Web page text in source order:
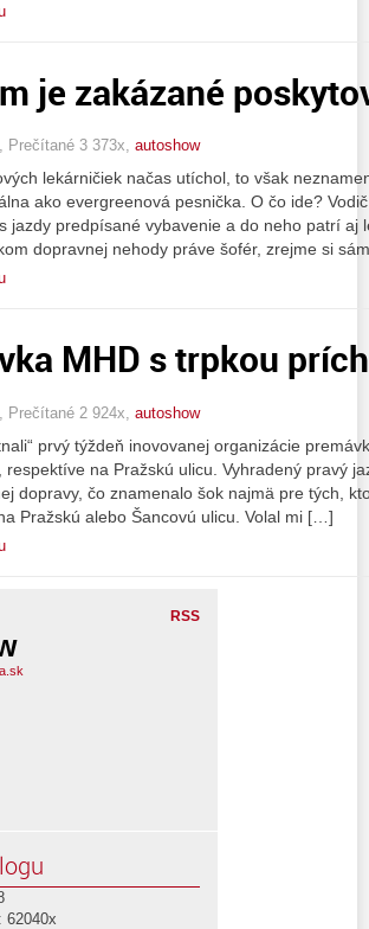
je zakázané
Prečítané 3 373x, autoshow
lekárničiek načas utíchol, to však
ako evergreenová pesnička. O čo ide?
jazdy predpísané vybavenie a do neho patrí aj
dopravnej nehody práve šofér, zrejme si
MHD s trpkou
Prečítané 2 924x, autoshow
prvý týždeň inovovanej organizácie
respektíve na Pražskú ulicu. Vyhradený pravý
dopravy, čo znamenalo šok najmä pre tých,
Pražskú alebo Šancovú ulicu. Volal mi […]
RSS
62040x